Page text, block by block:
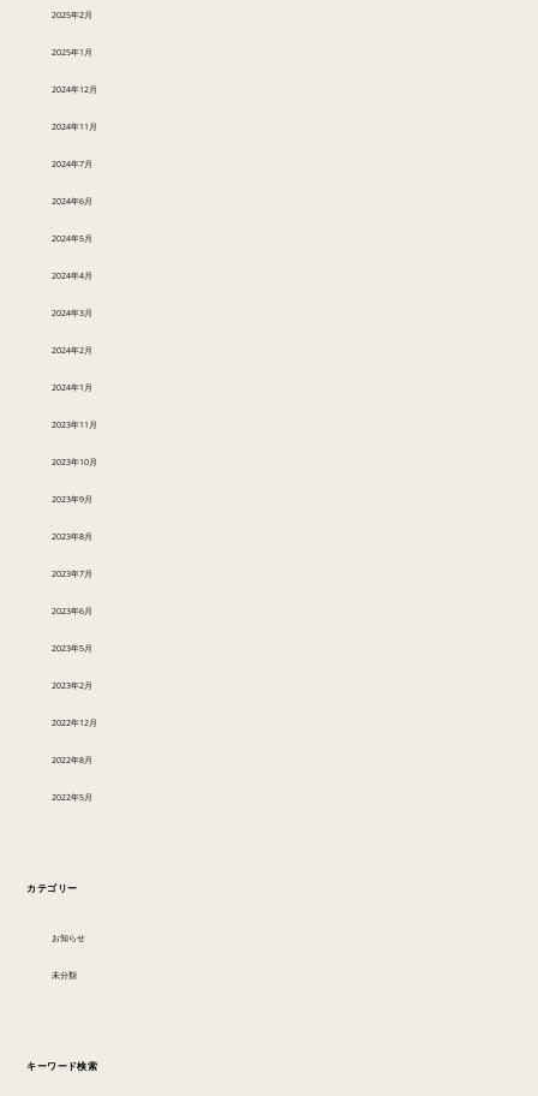
2025年2月
2025年1月
2024年12月
2024年11月
2024年7月
2024年6月
2024年5月
2024年4月
2024年3月
2024年2月
2024年1月
2023年11月
2023年10月
2023年9月
2023年8月
2023年7月
2023年6月
2023年5月
2023年2月
2022年12月
2022年8月
2022年5月
カテゴリー
お知らせ
未分類
キーワード検索